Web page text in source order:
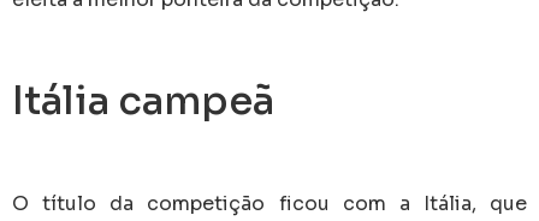
Itália campeã
O título da competição ficou com a Itália, que